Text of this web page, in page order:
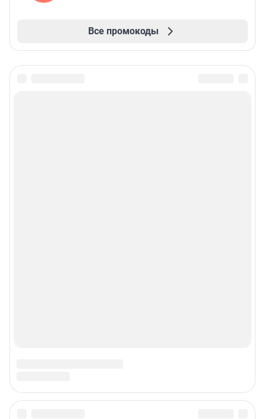
Все промокоды